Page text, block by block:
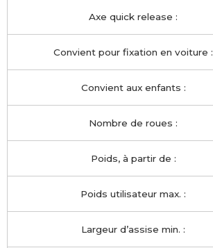
Axe quick release :
Convient pour fixation en voiture :
Convient aux enfants :
Nombre de roues :
Poids, à partir de :
Poids utilisateur max. :
Largeur d’assise min. :